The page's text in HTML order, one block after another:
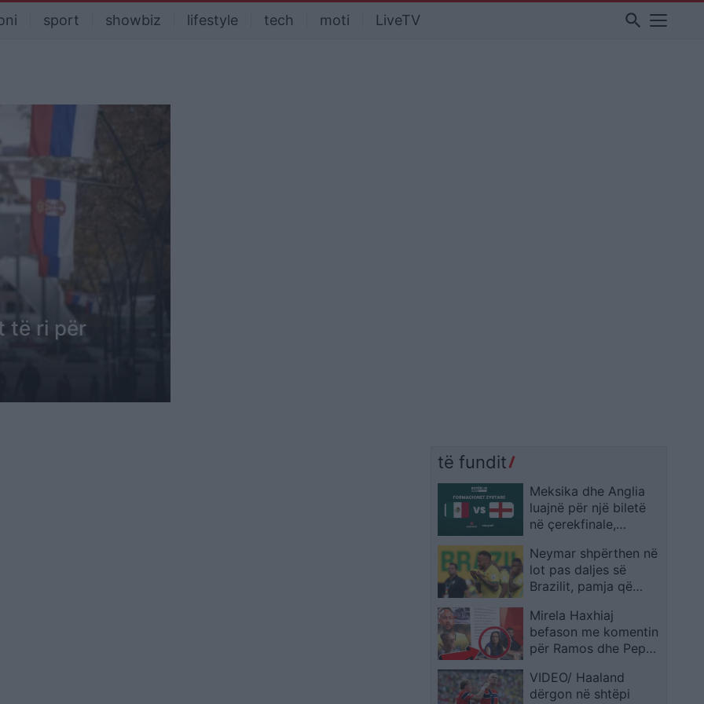
sport showbiz lifestyle tech moti LiveTV search
të ri për
të fundit
Meksika dhe Anglia
luajnë për një biletë
në çerekfinale,
formacionet zyrtare
Neymar shpërthen në
lot pas daljes së
Brazilit, pamja që
Mirela Haxhiaj
befason me komentin
për Ramos dhe Pepe
Messin
VIDEO/ Haaland
dërgon në shtëpi